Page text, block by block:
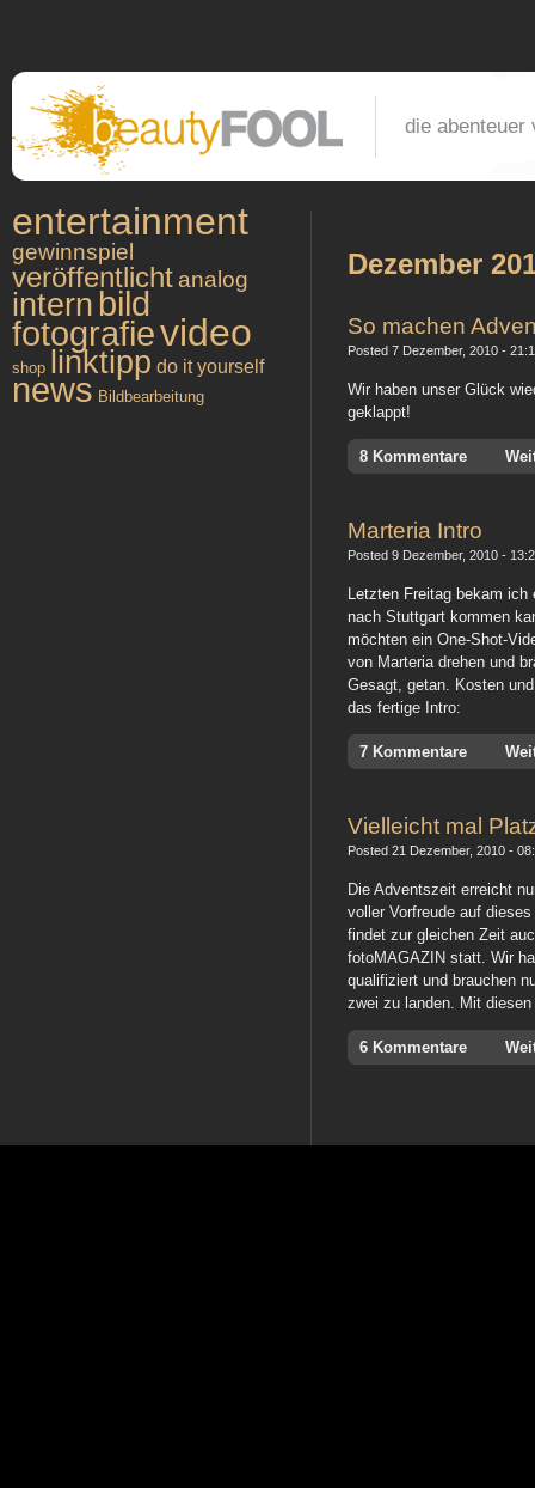
die abenteuer
entertainment
gewinnspiel
veröffentlicht analog
intern bild
fotografievideo
shop linktipp do it yourself
news Bildbearbeitung
Dezember
So machen
Posted 7 Dezember, 2010 -
Wir haben unser Glück
geklappt!
8 Kommentare
Marteria Intro
Posted 9 Dezember, 2010 -
Letzten Freitag bekam
nach Stuttgart kommen
möchten ein One-Shot-
von Marteria drehen und
Gesagt, getan. Kosten
das fertige Intro:
7 Kommentare
Vielleicht mal
Posted 21 Dezember, 2010 -
Die Adventszeit erreicht
voller Vorfreude auf
findet zur gleichen Zeit
fotoMAGAZIN statt. Wir
qualifiziert und brauchen
zwei zu landen. Mit
6 Kommentare